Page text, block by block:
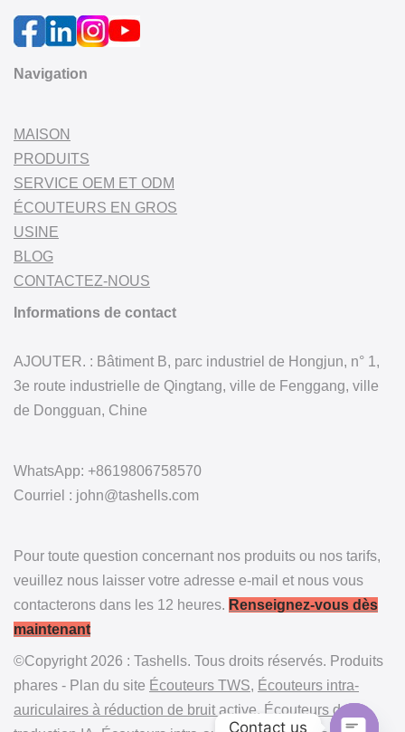
Navigation
MAISON
PRODUITS
SERVICE OEM ET ODM
ÉCOUTEURS EN GROS
USINE
BLOG
CONTACTEZ-NOUS
Informations de contact
AJOUTER. : Bâtiment B, parc industriel de Hongjun, n° 1,
3e route industrielle de Qingtang, ville de Fenggang, ville
de Dongguan, Chine
WhatsApp: +8619806758570
Courriel : john@tashells.com
Pour toute question concernant nos produits ou nos tarifs,
veuillez nous laisser votre adresse e-mail et nous vous
contacterons dans les 12 heures. Renseignez-vous dès
maintenant
©Copyright 2026 : Tashells. Tous droits réservés. Produits
phares - Plan du site Écouteurs TWS, Écouteurs intra-
auriculaires à réduction de bruit active, Écouteurs de
Contact us